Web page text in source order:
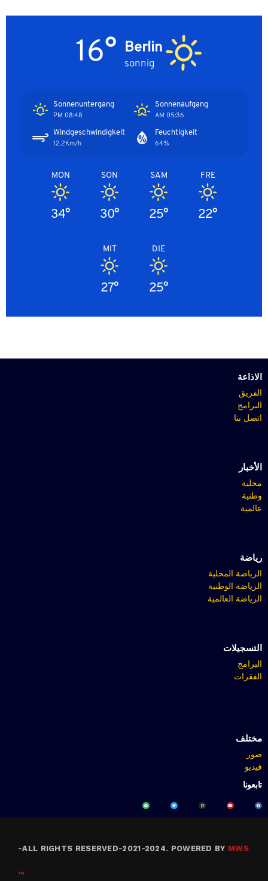
Berlin
sonnig
16°
Sonnenaufgang
05:36 AM
Sonnenuntergang
08:48 PM
Feuchtigkeit
64%
Windgeschwindigkeit
12.2Km/h
FRE
22°
SAM
25°
SON
30°
MON
34°
DIE
25°
MIT
27°
الاذاعة
الفريق
البرامج
اتصل بنا
الأخبار
محلية
وطنية
عالمية
رياضة
الرياضة المحلية
الرياضة الوطنية
الرياضة العالمية
التسجيلات
البرامج
الفقرات
مختلف
صور
فيديو
تابعونا
ALL RIGHTS RESERVED-2021-2024. POWERED BY MWS
-
™